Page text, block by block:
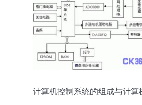
计算机控制系统的组成与计算